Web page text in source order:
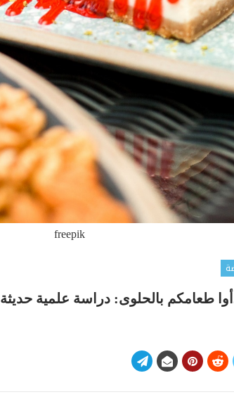
freepik
طعامكم بالحلوى: دراسة علمية حديثة